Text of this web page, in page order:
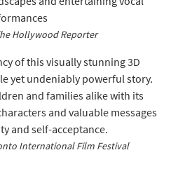
Hollywood Reporter
of this visually stunning 3D
yet undeniably powerful story.
and families alike with its
and valuable messages
and self-acceptance.
International Film Festival